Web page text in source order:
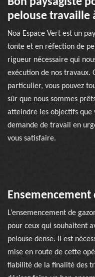
pelouse travaille
Noa Espace Vert est un
tonte et en réfection de
rigueur nécessaire qui
exécution de nos travaux.
particulier, vous pouvez
sûr que nous sommes
atteindre les objectifs que
demande de travail en
vous satisfaire.
Ensemencement
L’ensemencement de
pour ceux qui souhaitent
pelouse dense. Il est
mise en route de cette
fiabilité de la finalité des